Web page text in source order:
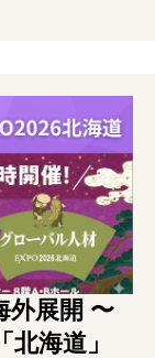
機会の抽出＆評
事業デジタルト
ポート
サイトを抽出す
交渉/実行/PMI
適化、およ
外展開 〜
海道」